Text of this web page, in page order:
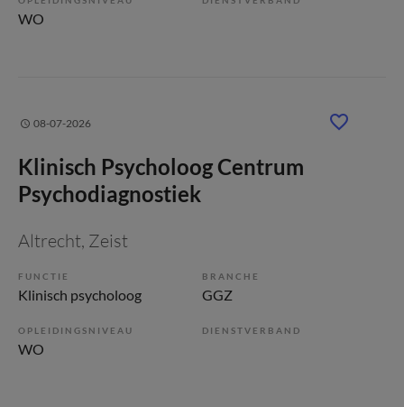
WO
08-07-2026
Klinisch Psycholoog Centrum
Psychodiagnostiek
Altrecht, Zeist
FUNCTIE
Klinisch psycholoog
BRANCHE
GGZ
OPLEIDINGSNIVEAU
WO
DIENSTVERBAND